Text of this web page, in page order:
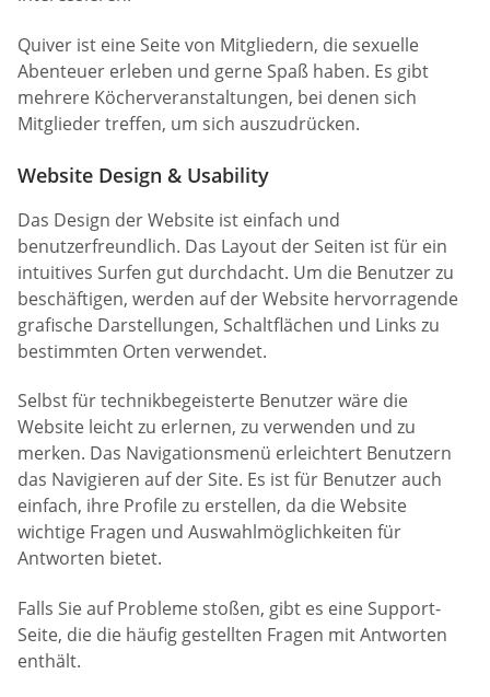
Quiver ist eine Seite von Mitgliedern, die sexuelle
Abenteuer erleben und gerne Spaß haben. Es gibt
mehrere Köcherveranstaltungen, bei denen sich
Mitglieder treffen, um sich auszudrücken.
Website Design & Usability
Das Design der Website ist einfach und
benutzerfreundlich. Das Layout der Seiten ist für ein
intuitives Surfen gut durchdacht. Um die Benutzer zu
beschäftigen, werden auf der Website hervorragende
grafische Darstellungen, Schaltflächen und Links zu
bestimmten Orten verwendet.
Selbst für technikbegeisterte Benutzer wäre die
Website leicht zu erlernen, zu verwenden und zu
merken. Das Navigationsmenü erleichtert Benutzern
das Navigieren auf der Site. Es ist für Benutzer auch
einfach, ihre Profile zu erstellen, da die Website
wichtige Fragen und Auswahlmöglichkeiten für
Antworten bietet.
Falls Sie auf Probleme stoßen, gibt es eine Support-
Seite, die die häufig gestellten Fragen mit Antworten
enthält.